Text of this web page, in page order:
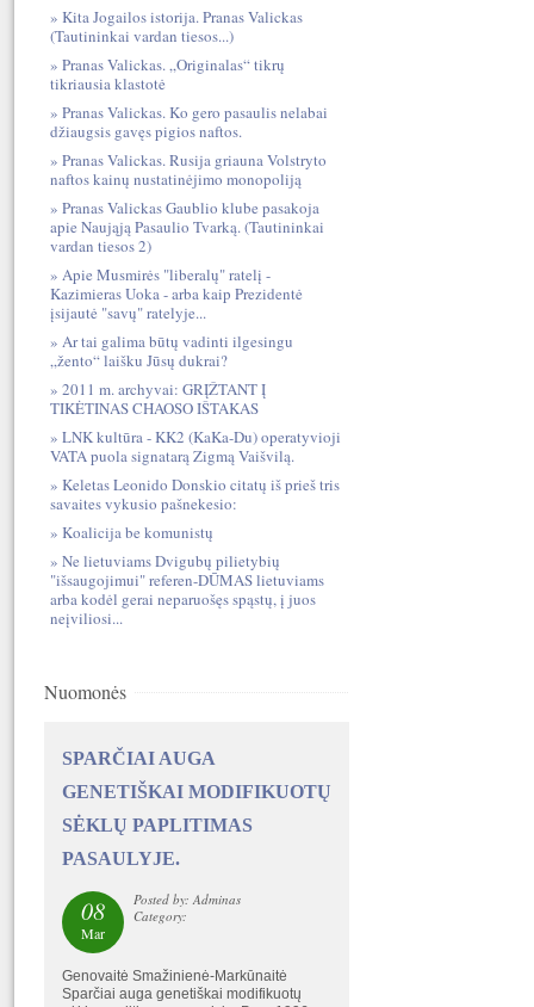
Kita Jogailos istorija. Pranas Valickas
(Tautininkai vardan tiesos...)
Pranas Valickas. „Originalas“ tikrų
tikriausia klastotė
Pranas Valickas. Ko gero pasaulis nelabai
džiaugsis gavęs pigios naftos.
Pranas Valickas. Rusija griauna Volstryto
naftos kainų nustatinėjimo monopoliją
Pranas Valickas Gaublio klube pasakoja
apie Naująją Pasaulio Tvarką. (Tautininkai
vardan tiesos 2)
Apie Musmirės "liberalų" ratelį -
Kazimieras Uoka - arba kaip Prezidentė
įsijautė "savų" ratelyje...
Ar tai galima būtų vadinti ilgesingu
„žento“ laišku Jūsų dukrai?
2011 m. archyvai: GRĮŽTANT Į
TIKĖTINAS CHAOSO IŠTAKAS
LNK kultūra - KK2 (KaKa-Du) operatyvioji
VATA puola signatarą Zigmą Vaišvilą.
Keletas Leonido Donskio citatų iš prieš tris
savaites vykusio pašnekesio:
Koalicija be komunistų
Ne lietuviams Dvigubų pilietybių
"išsaugojimui" referen-DŪMAS lietuviams
arba kodėl gerai neparuošęs spąstų, į juos
neįviliosi...
Nuomonės
SPARČIAI AUGA
GENETIŠKAI MODIFIKUOTŲ
SĖKLŲ PAPLITIMAS
PASAULYJE.
08
Mar
Posted by: Adminas
Category:
Genovaitė Smažinienė-Markūnaitė
Sparčiai auga genetiškai modifikuotų